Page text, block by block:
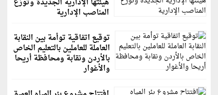
المناصب الإدارية
توقيع اتفاقية توأمة بين النقابة
العاملة للعاملين بالتعليم الخاص
بالأردن ونقابة ومحافظة أريحا
والأغوار